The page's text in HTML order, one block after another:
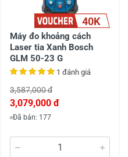
40K
Máy đo khoảng cách
Laser tia Xanh Bosch
GLM 50-23 G
1 đánh giá
3,587,000 đ
3,079,000 đ
Đã bán: 177